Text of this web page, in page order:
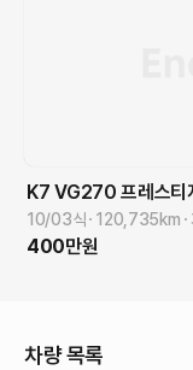
K7 VG270 프레스티
10/03식 120,735km
400만원
차량 목록